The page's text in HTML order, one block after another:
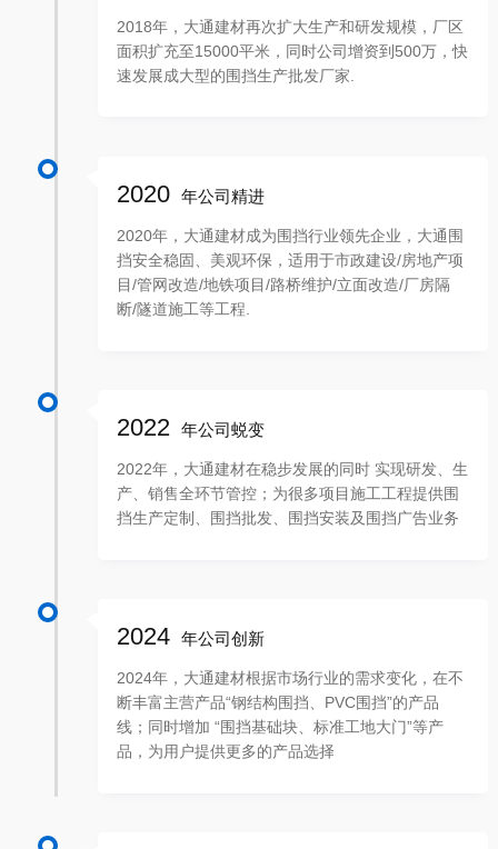
2018年，大通建材再次扩大生产和研发规模，厂区
面积扩充至15000平米，同时公司增资到500万，快
速发展成大型的围挡生产批发厂家.
2020 年公司精进
2020年，大通建材成为围挡行业领先企业，大通围
挡安全稳固、美观环保，适用于市政建设/房地产项
目/管网改造/地铁项目/路桥维护/立面改造/厂房隔
断/隧道施工等工程.
2022 年公司蜕变
2022年，大通建材在稳步发展的同时 实现研发、生
产、销售全环节管控；为很多项目施工工程提供围
挡生产定制、围挡批发、围挡安装及围挡广告业务
2024 年公司创新
2024年，大通建材根据市场行业的需求变化，在不
断丰富主营产品“钢结构围挡、PVC围挡”的产品
线；同时增加 “围挡基础块、标准工地大门”等产
品，为用户提供更多的产品选择